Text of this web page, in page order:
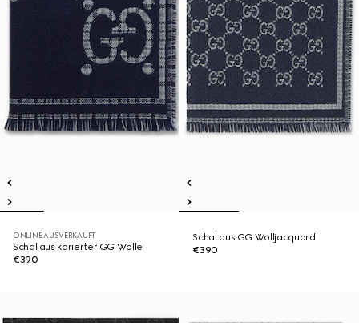
ONLINE AUSVERKAUFT
Schal aus karierter GG Wolle
€390
Schal aus GG Wolljacquard
€390